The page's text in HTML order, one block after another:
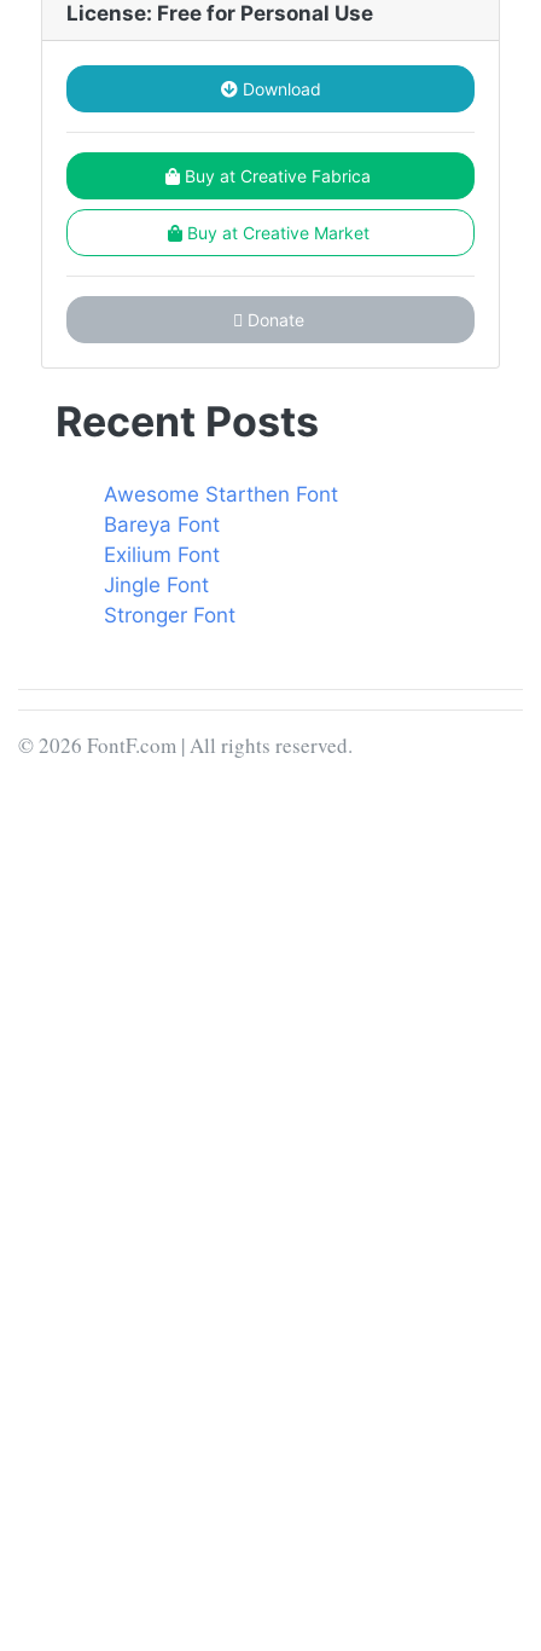
License: Free for Personal Use
Download
Buy at Creative Fabrica
Buy at Creative Market
Donate
Recent Posts
Awesome Starthen Font
Bareya Font
Exilium Font
Jingle Font
Stronger Font
© 2026 FontF.com | All rights reserved.